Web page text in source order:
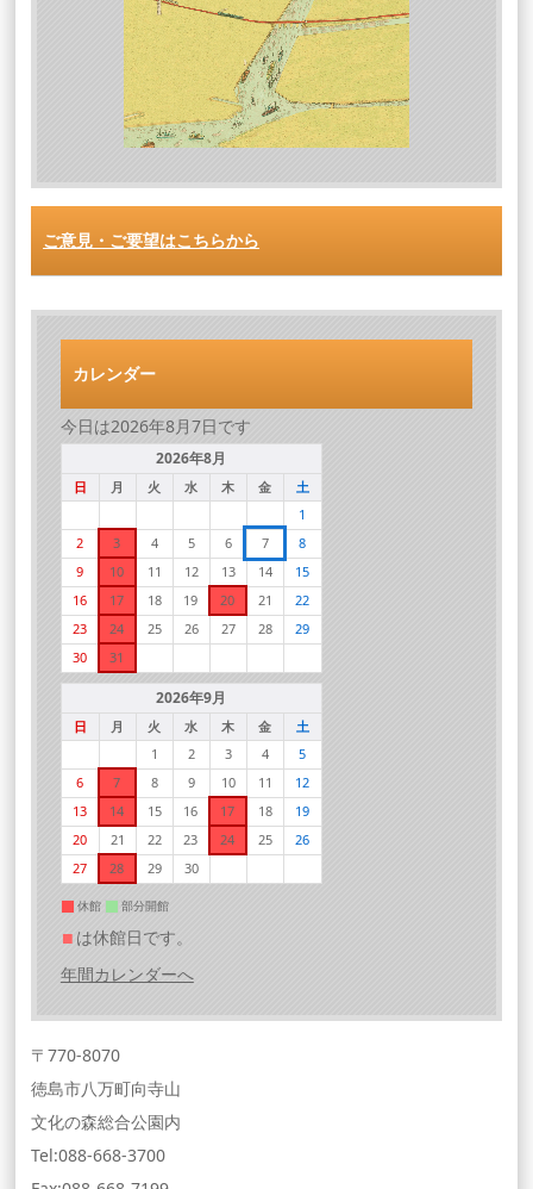
ご意見・ご要望はこちらから
カレンダー
今日は2026年8月7日です
2026年8月
日 月 火 水 木 金
土
1
2
3 4 5 6 7
8
9
10 11 12 13 14
15
16
17 18 19 20 21
22
23
24 25 26 27 28
29
30
31
2026年9月
日 月 火 水 木 金
土
1
2 3 4
5
6
7 8 9 10 11
12
13
14 15 16 17 18
19
20
21 22 23 24 25
26
27
28 29 30
休館 部分開館
■ は休館日です。
年間カレンダーへ
〒770-8070
徳島市八万町向寺山
文化の森総合公園内
Tel:088-668-3700